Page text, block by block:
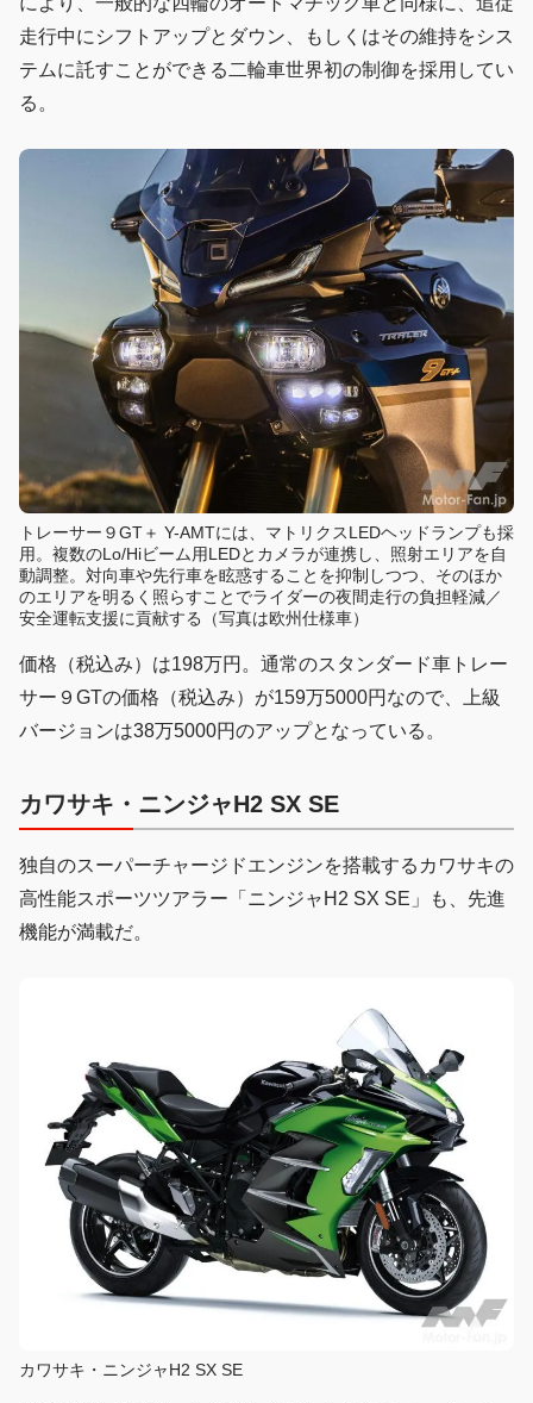
走行中にシフトアップとダウン、もしくはその維持をシス
テムに託すことができる二輪車世界初の制御を採用してい
る。
トレーサー９GT＋ Y-AMTには、マトリクスLEDヘッドランプも採
用。複数のLo/Hiビーム用LEDとカメラが連携し、照射エリアを自
動調整。対向車や先行車を眩惑することを抑制しつつ、そのほか
のエリアを明るく照らすことでライダーの夜間走行の負担軽減／
安全運転支援に貢献する（写真は欧州仕様車）
価格（税込み）は198万円。通常のスタンダード車トレー
サー９GTの価格（税込み）が159万5000円なので、上級
バージョンは38万5000円のアップとなっている。
カワサキ・ニンジャH2 SX SE
独自のスーパーチャージドエンジンを搭載するカワサキの
高性能スポーツツアラー「ニンジャH2 SX SE」も、先進
機能が満載だ。
カワサキ・ニンジャH2 SX SE